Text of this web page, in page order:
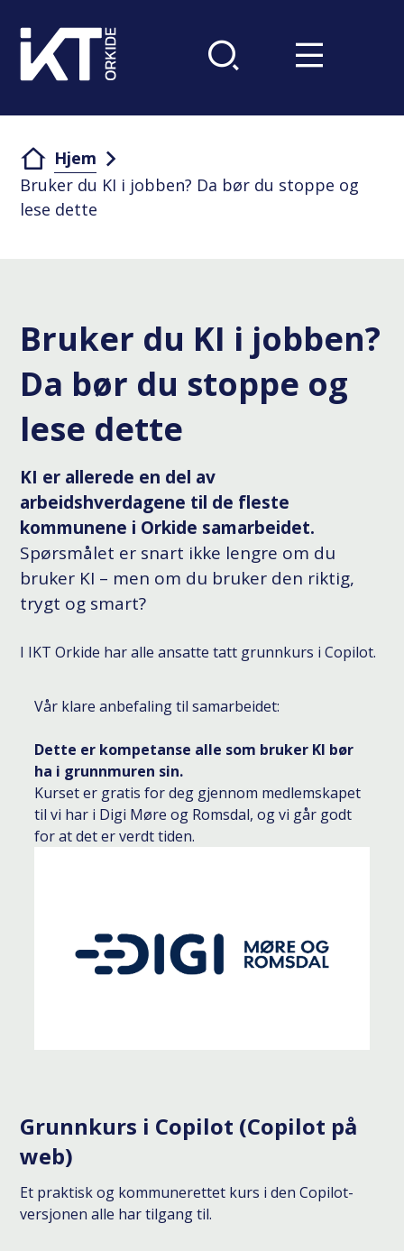
Du er her:
Hjem
Bruker du KI i jobben? Da bør du stoppe og
lese dette
Bruker du KI i jobben?
Da bør du stoppe og
lese dette
KI er allerede en del av
arbeidshverdagene til de fleste
kommunene i Orkide samarbeidet.
Spørsmålet er snart ikke lengre om du
bruker KI – men om du bruker den riktig,
trygt og smart?
I IKT Orkide har alle ansatte tatt grunnkurs i Copilot.
Vår klare anbefaling til samarbeidet:
Dette er kompetanse alle som bruker KI bør
ha i grunnmuren sin.
Kurset er gratis for deg gjennom medlemskapet
til vi har i Digi Møre og Romsdal, og vi går godt
for at det er verdt tiden.
Grunnkurs i Copilot (Copilot på
web)
Et praktisk og kommunerettet kurs i den Copilot-
versjonen alle har tilgang til.